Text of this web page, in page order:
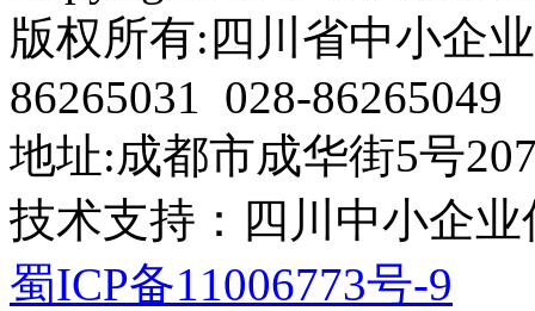
版权所有:四川省中小企
86265031 028-86265049
地址:成都市成华街5号
技术支持：四川中小企
蜀ICP备11006773号-9